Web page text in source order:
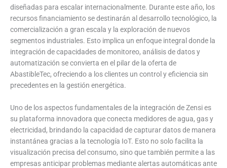
diseñadas para escalar internacionalmente. Durante este año, los
recursos financiamiento se destinarán al desarrollo tecnológico, la
comercialización a gran escala y la exploración de nuevos
segmentos industriales. Esto implica un enfoque integral donde la
integración de capacidades de monitoreo, análisis de datos y
automatización se convierta en el pilar de la oferta de
AbastibleTec, ofreciendo a los clientes un control y eficiencia sin
precedentes en la gestión energética.
Uno de los aspectos fundamentales de la integración de Zensi es
su plataforma innovadora que conecta medidores de agua, gas y
electricidad, brindando la capacidad de capturar datos de manera
instantánea gracias a la tecnología IoT. Esto no solo facilita la
visualización precisa del consumo, sino que también permite a las
empresas anticipar problemas mediante alertas automáticas ante